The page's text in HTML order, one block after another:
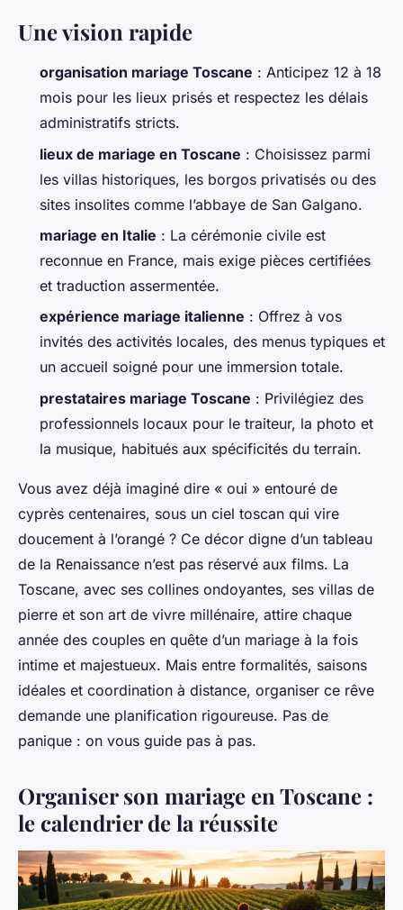
Une vision rapide
organisation mariage Toscane : Anticipez 12 à 18
mois pour les lieux prisés et respectez les délais
administratifs stricts.
lieux de mariage en Toscane : Choisissez parmi
les villas historiques, les borgos privatisés ou des
sites insolites comme l’abbaye de San Galgano.
mariage en Italie : La cérémonie civile est
reconnue en France, mais exige pièces certifiées
et traduction assermentée.
expérience mariage italienne : Offrez à vos
invités des activités locales, des menus typiques et
un accueil soigné pour une immersion totale.
prestataires mariage Toscane : Privilégiez des
professionnels locaux pour le traiteur, la photo et
la musique, habitués aux spécificités du terrain.
Vous avez déjà imaginé dire « oui » entouré de
cyprès centenaires, sous un ciel toscan qui vire
doucement à l’orangé ? Ce décor digne d’un tableau
de la Renaissance n’est pas réservé aux films. La
Toscane, avec ses collines ondoyantes, ses villas de
pierre et son art de vivre millénaire, attire chaque
année des couples en quête d’un mariage à la fois
intime et majestueux. Mais entre formalités, saisons
idéales et coordination à distance, organiser ce rêve
demande une planification rigoureuse. Pas de
panique : on vous guide pas à pas.
Organiser son mariage en Toscane :
le calendrier de la réussite